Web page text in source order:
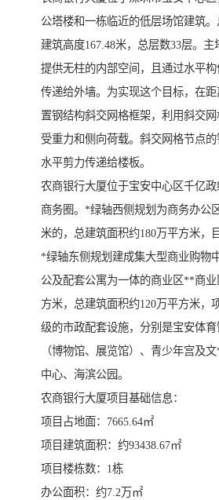
公塔楼和一栋临近的低层场馆建筑。
建筑高度167.48米，总层数33层。
提供无柱的内部空间，且通过水平
传递给外墙。为实现这个目标，在
置钢结构斜交网格框架，利用斜交
受重力和侧向荷载。斜交网格节点
水平剪力传递给楼板。
农商银行大厦位于宝安中心区千亿
商务圈。*绿轴西侧规划为商务办公
米的，总建筑面积约180万平方米，
*绿轴东侧规划建成集大型商业购物
公及配套公寓为一体的商业区**商
方米，总建筑面积约120万平方米，
级的市政配套设施，分别是宝安体
（博物馆、展览馆）、青少年宫及
中心、海滨公园。
农商银行大厦项目基础信息：
项目占地面：7665.64㎡
项目建筑面积：约93438.67㎡
项目楼栋数：1栋
办公面积：约7.2万㎡